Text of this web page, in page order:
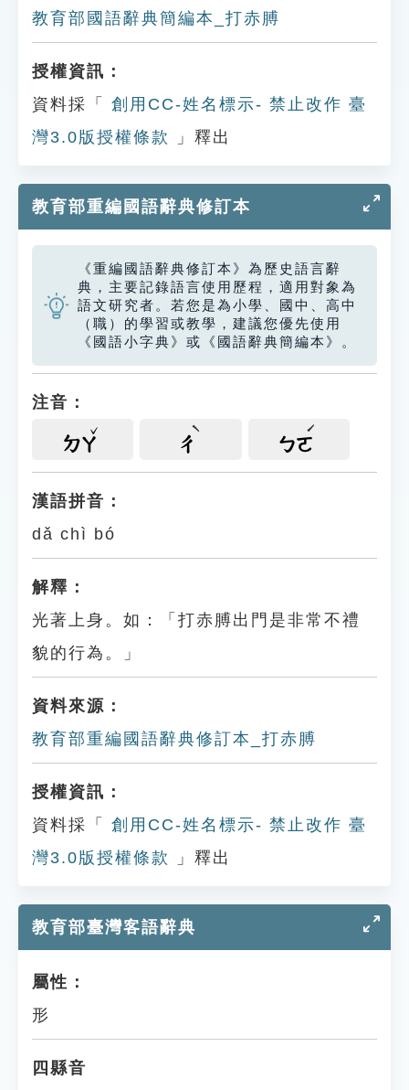
教育部國語辭典簡編本_打赤膊
授權資訊：
資料採「
創用CC-姓名標示- 禁止改作 臺
灣3.0版授權條款
」釋出
教育部重編國語辭典修訂本
《重編國語辭典修訂本》為歷史語言辭
典，主要記錄語言使用歷程，適用對象為
語文研究者。若您是為小學、國中、高中
（職）的學習或教學，建議您優先使用
《國語小字典》或《國語辭典簡編本》。
注音：
ㄉㄚ ㄔ ㄅㄛ
漢語拼音：
dǎ chì bó
解釋：
光著上身。如：「打赤膊出門是非常不禮
貌的行為。」
資料來源：
教育部重編國語辭典修訂本_打赤膊
授權資訊：
資料採「
創用CC-姓名標示- 禁止改作 臺
灣3.0版授權條款
」釋出
教育部臺灣客語辭典
屬性：
形
四縣音